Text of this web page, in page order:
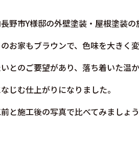
野市Y様邸の外壁塗装・屋根塗装の
お家もブラウンで、色味を大きく
いとのご要望があり、落ち着いた温
じむ仕上がりになりました。
と施工後の写真で比べてみましょう